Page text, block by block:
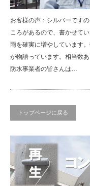
お客様の声：シルバーです
ころがあるので、書かせて
雨を確実に増やしています
が物語っています。相当数
防水事業者の皆さんは…
トップページに戻る